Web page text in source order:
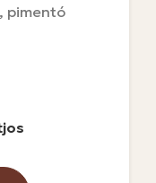
pimentó